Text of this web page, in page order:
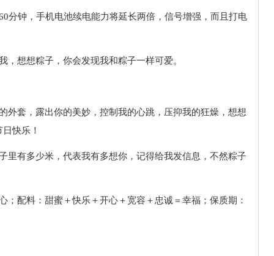
分钟，手机电池续电能力将延长两倍，信号增强，而且打电
想想粽子，你会发现我和粽子一样可爱。
外套，露出你的美妙，控制我的心跳，压抑我的狂燥，想想
快乐！
里有多少米，代表我有多想你，记得给我发信息，不然粽子
；配料：甜蜜＋快乐＋开心＋宽容＋忠诚＝幸福；保质期：